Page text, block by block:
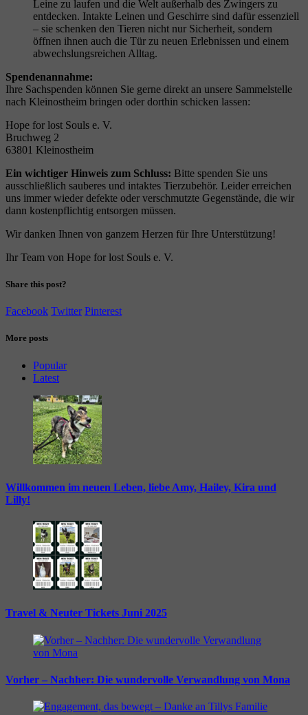
Leine zu laufen und die Welt außerhalb des Zwingers zu
entdecken. Intakte Leinen und Geschirre sind dafür essenziell
– sie schenken den Tieren nicht nur Sicherheit, sondern
öffnen ihnen auch die Tür zu neuen Erlebnissen und einem
abwechslungsreichen Alltag.
Spendenannahme:
Ihre Sachspenden können Sie gerne direkt an unsere Sammelstelle
nach Kleinostheim bringen oder dorthin schicken lassen:
Hope for lost Souls e. V.
Bruchweg 2
63801 Kleinostheim
Ein wichtiger Hinweis zum Schluss: Bitte spenden Sie uns
ausschließlich sauberes und intaktes Tierzubehör. Leider erreichen
uns immer wieder defekte oder verschmutzte Gegenstände, die wir
dann kostenpflichtig entsorgen müssen.
Wir danken Ihnen von ganzem Herzen für Ihre Unterstützung!
Ihr Team von Hope for lost Souls e. V.
Share this post?
Facebook Twitter Pinterest
More posts
Popular
Latest
Willkommen im neuen Leben, liebe Amy, Hailey, Kira und
Lilly!
Travel & Neuter Tickets Juni 2025
Vorher – Nachher: Die wundervolle Verwandlung von Mona